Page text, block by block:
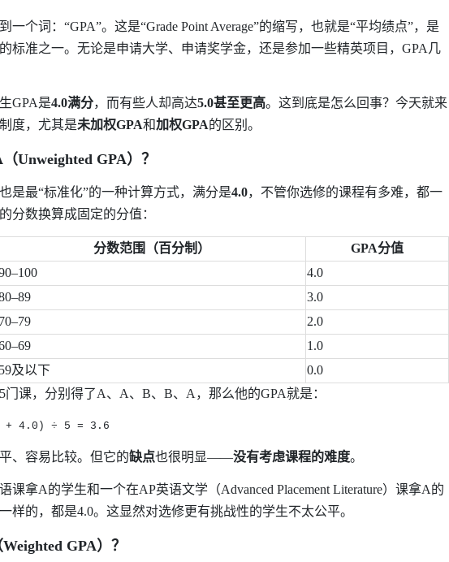
一个词： “GPA”。这是“Grade Point Average”的缩写，也就是“平均绩点”，是
标准之一。无论是申请大学、申请奖学金，还是参加一些精英项目， GPA 几
GPA是4.0满分，而有些人却高达5.0甚至更高。这到底是怎么回事？今天就来
制度，尤其是未加权GPA和加权GPA的区别。
（Unweighted GPA）？
是最“标准化”的一种计算方式，满分是4.0，不管你选修的课程有多难，都一
分数换算成固定的分值：
分数范围（百分制） GPA分值
4.0
3.0
70–79
2.0
1.0
59及以下
0.0
5门课，分别得了A、 A、 B、 B、 A ，那么他的GPA就是：
+ 4.0) ÷ 5 = 3.6
、容易比较。但它的缺点也很明显——没有考虑课程的难度。
课拿A的学生和一个在AP英语文学（Advanced Placement Literature）课拿A的
样的，都是4.0。这显然对选修更有挑战性的学生不太公平。
Weighted GPA）？